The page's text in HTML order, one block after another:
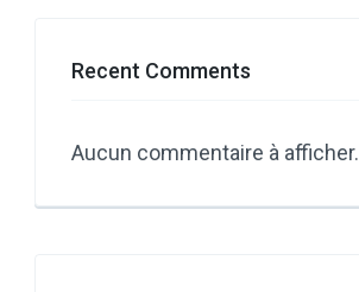
Recent Comments
Aucun commentaire à afficher.